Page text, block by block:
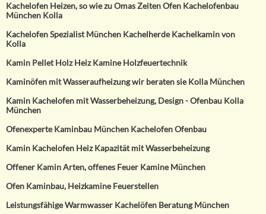
Kachelofen Heizen, so wie zu Omas Zeiten Ofen Kachelofenbau
München Kolla
Kachelofen Spezialist München Kachelherde Kachelkamin von
Kolla
Kamin Pellet Holz Heiz Kamine Holzfeuertechnik
Kaminöfen mit Wasseraufheizung wir beraten sie Kolla München
Kamin Kachelofen mit Wasserbeheizung, Design - Ofenbau Kolla
München
Ofenexperte Kaminbau München Kachelofen Ofenbau
Kamin Kachelofen Heiz Kapazität mit Wasserbeheizung
Offener Kamin Arten, offenes Feuer Kamine München
Ofen Kaminbau, Heizkamine Feuerstellen
Leistungsfähige Warmwasser Kachelöfen Beratung München